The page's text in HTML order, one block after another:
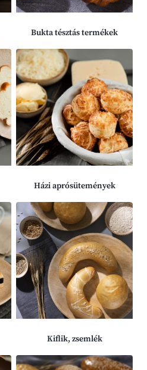
Bukta tésztás termékek
Házi aprósütemények
Kiflik, zsemlék